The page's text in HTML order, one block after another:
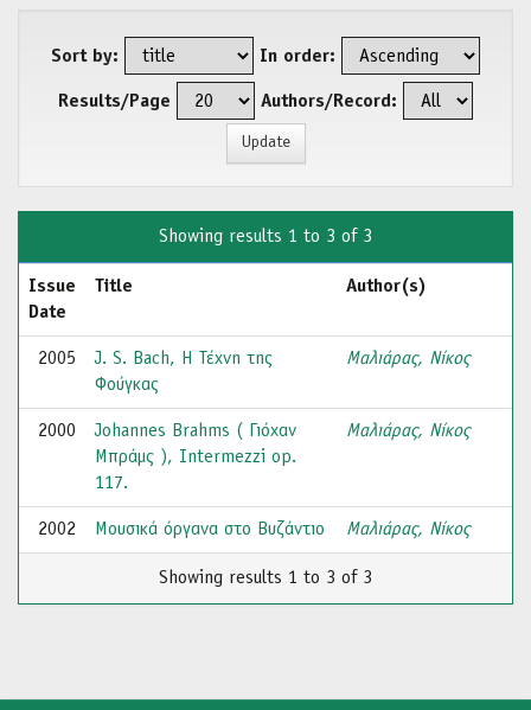
Sort by: In order:
Results/Page Authors/Record:
Showing results 1 to 3 of 3
Issue
Date
Title Author(s)
2005
J. S. Bach, Η Τέχνη της
Φούγκας
Μαλιάρας, Νίκος
2000
Johannes Brahms ( Γιόχαν
Μπράμς ), Intermezzi op.
117.
Μαλιάρας, Νίκος
2002 Μουσικά όργανα στο Βυζάντιο Μαλιάρας, Νίκος
Showing results 1 to 3 of 3